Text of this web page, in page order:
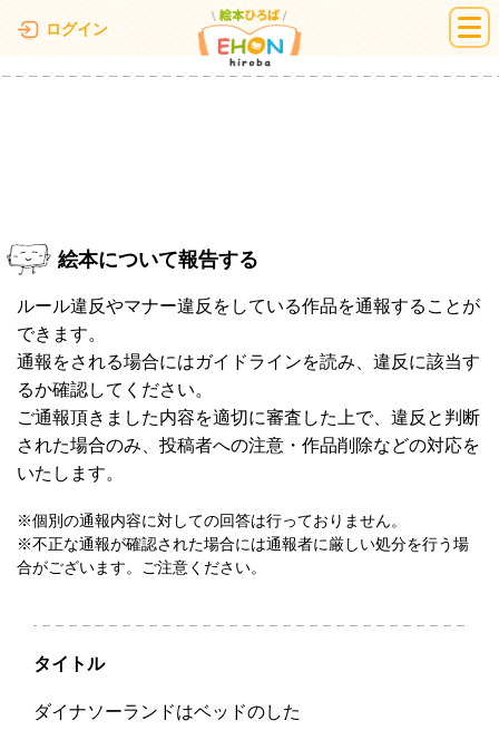
ログイン 絵本ひろば
絵本について報告する
ルール違反やマナー違反をしている作品を通報することが
できます。
通報をされる場合にはガイドラインを読み、違反に該当す
るか確認してください。
ご通報頂きました内容を適切に審査した上で、違反と判断
された場合のみ、投稿者への注意・作品削除などの対応を
いたします。
※個別の通報内容に対しての回答は行っておりません。
※不正な通報が確認された場合には通報者に厳しい処分を行う場
合がございます。ご注意ください。
タイトル
ダイナソーランドはベッドのした